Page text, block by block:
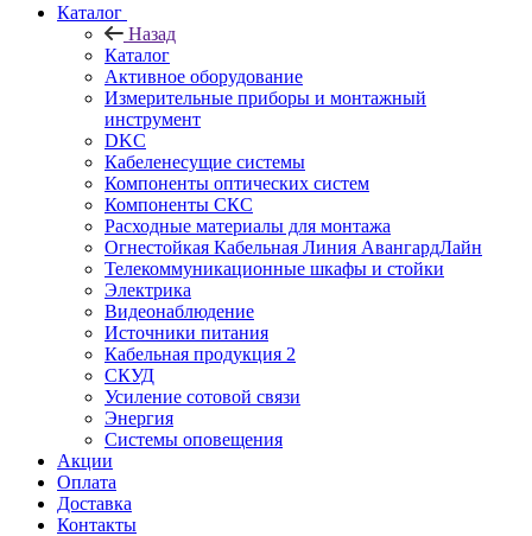
Каталог
Назад
Каталог
Активное оборудование
Измерительные приборы и монтажный
инструмент
DKC
Кабеленесущие системы
Компоненты оптических систем
Компоненты СКС
Расходные материалы для монтажа
Огнестойкая Кабельная Линия АвангардЛайн
Телекоммуникационные шкафы и стойки
Электрика
Видеонаблюдение
Источники питания
Кабельная продукция 2
СКУД
Усиление сотовой связи
Энергия
Системы оповещения
Акции
Оплата
Доставка
Контакты